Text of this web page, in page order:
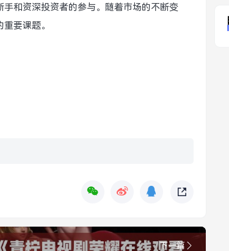
和资深投资者的参与。随着市场的不断变
要课题。
下一篇